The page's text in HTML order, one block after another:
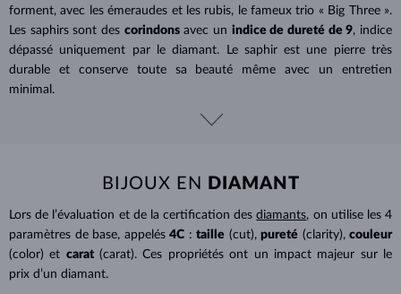
forment, avec les émeraudes et les rubis, le fameux trio « Big Three ».
Les saphirs sont des corindons avec un indice de dureté de 9, indice
dépassé uniquement par le diamant. Le saphir est une pierre très
durable et conserve toute sa beauté même avec un entretien
minimal.
BIJOUX EN DIAMANT
Lors de l’évaluation et de la certification desdiamants, on utilise les 4
paramètres de base, appelés 4C : taille (cut), pureté (clarity), couleur
(color) et carat (carat). Ces propriétés ont un impact majeur sur le
prix d’un diamant.